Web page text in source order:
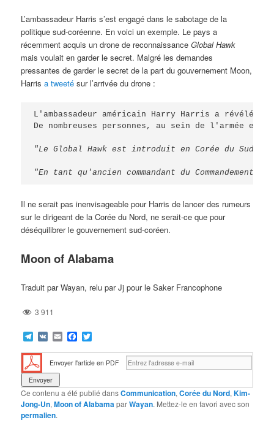
L’ambassadeur Harris s’est engagé dans le sabotage de la
politique sud-coréenne. En voici un exemple. Le pays a
récemment acquis un drone de reconnaissanceGlobal Hawk
mais voulait en garder le secret. Malgré les demandes
pressantes de garder le secret de la part du gouvernement Moon,
Harrisa tweeté sur l’arrivée du drone :
L'ambassadeur américain Harry Harris a révélé
De nombreuses personnes, au sein de l'armée
"Le Global Hawk est introduit en Corée du Sud
"En tant qu'ancien commandant du
Il ne serait pas inenvisageable pour Harris de lancer des rumeurs
sur le dirigeant de la Corée du Nord, ne serait-ce que pour
déséquilibrer le gouvernement sud-coréen.
Moon of Alabama
Traduit par Wayan, relu par Jj pour le Saker Francophone
3 911
Telegram
VK EmailFacebook
Envoyer l'article en PDF
Ce contenu a été publié dansCommunication,Corée du Nord,Kim-
Jong-Un,Moon of AlabamaparWayan. Mettez-le en favori avec son
permalien.